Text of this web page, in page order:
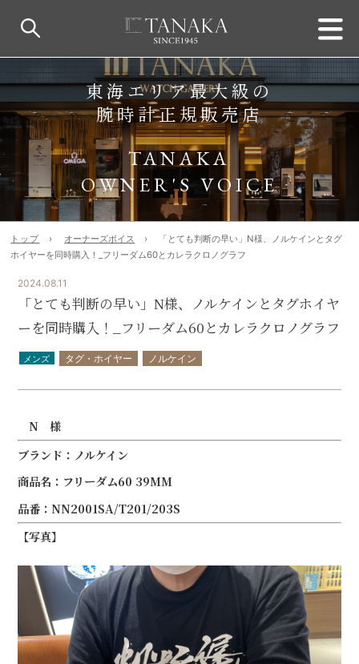
東海エリア最大級の
腕時計正規販売店
TANAKA
OWNER'S VOICE
トップ オーナーズボイス
「とても判断の早い」N様、ノルケインとタグ
ホイヤーを同時購入！_フリーダム60とカレラクロノグラフ
2024.08.11
「とても判断の早い」N様、ノルケインとタグホイヤ
ーを同時購入！_フリーダム60とカレラクロノグラフ
メンズ タグ・ホイヤー ノルケイン
N 様
ブランド：ノルケイン
商品名：フリーダム60 39MM
品番：NN2001SA/T201/203S
【写真】